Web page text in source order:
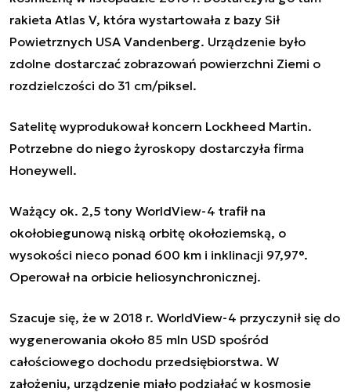
rakieta Atlas V, która wystartowała z bazy Sił
Powietrznych USA Vandenberg. Urządzenie było
zdolne dostarczać zobrazowań powierzchni Ziemi o
rozdzielczości do 31 cm/piksel.
Satelitę wyprodukował koncern Lockheed Martin.
Potrzebne do niego żyroskopy dostarczyła firma
Honeywell.
Ważący ok. 2,5 tony WorldView-4 trafił na
okołobiegunową niską orbitę okołoziemską, o
wysokości nieco ponad 600 km i inklinacji 97,97°.
Operował na orbicie heliosynchronicznej.
Szacuje się, że w 2018 r. WorldView-4 przyczynił się do
wygenerowania około 85 mln USD spośród
całościowego dochodu przedsiębiorstwa. W
założeniu, urządzenie miało podziałać w kosmosie